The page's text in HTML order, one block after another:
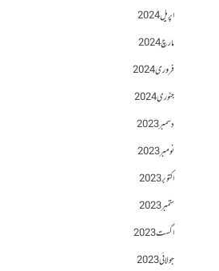
اپریل 2024
مارچ 2024
فروری 2024
جنوری 2024
دسمبر 2023
نومبر 2023
اکتوبر 2023
ستمبر 2023
اگست 2023
جولائی 2023